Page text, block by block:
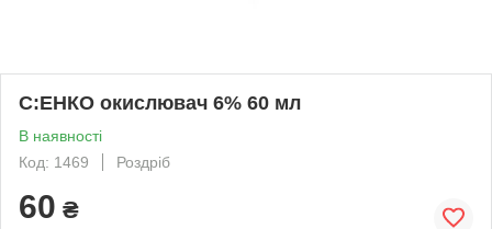
С:ЕНКО окислювач 6% 60 мл
В наявності
Код: 1469
Роздріб
60 ₴